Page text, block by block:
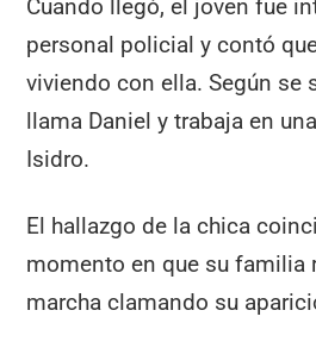
Cuando llegó, el joven fue
personal policial y contó
viviendo con ella. Según se
llama Daniel y trabaja en
Isidro.
El hallazgo de la chica
momento en que su familia
marcha clamando su